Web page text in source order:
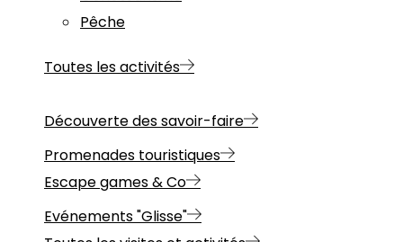
Pêche
Toutes les activités
Découverte des savoir-faire
Promenades touristiques
Escape games & Co
Evénements "Glisse"